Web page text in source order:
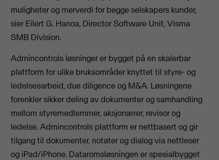
muligheter og merverdi for begge selskapers kunder,
sier Eilert G. Hanoa, Director Software Unit, Visma
SMB Division.
Admincontrols løsninger er bygget på en skalerbar
plattform for ulike bruksområder knyttet til styre- og
ledelsesarbeid, due diligence og M&A. Løsningene
forenkler sikker deling av dokumenter og samhandling
mellom styremedlemmer, aksjonærer, revisor og
ledelse. Admincontrols plattform er nettbasert og gir
tilgang til dokumenter, notater og dialog via nettleser
og iPad/iPhone. Dataromsløsningen er spesialbygget